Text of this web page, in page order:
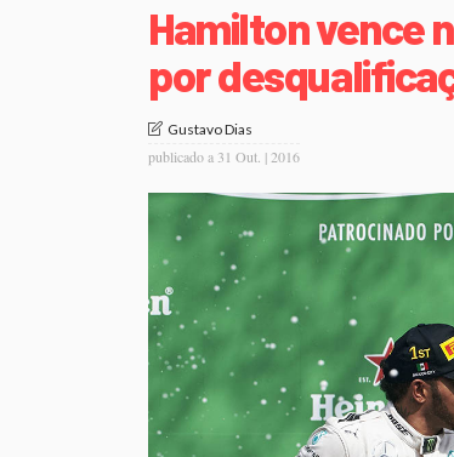
Hamilton vence
por
Gustavo Dias
publicado a 31 Out. | 2016